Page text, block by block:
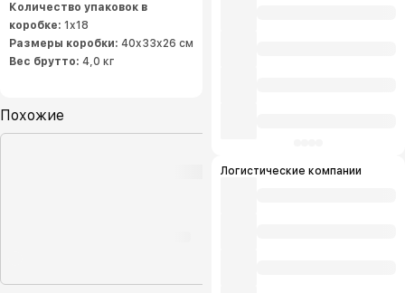
Количество упаковок в
коробке: 1x18
Размеры коробки: 40x33x26 см
Вес брутто: 4,0 кг
Похожие
Логистические компании